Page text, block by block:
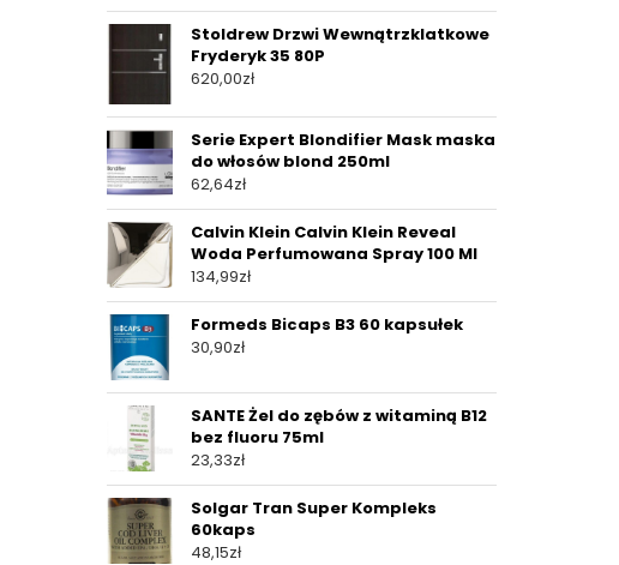
Stoldrew Drzwi Wewnątrzklatkowe
Fryderyk 35 80P
620,00zł
Serie Expert Blondifier Mask maska
do włosów blond 250ml
62,64zł
Calvin Klein Calvin Klein Reveal
Woda Perfumowana Spray 100 Ml
134,99zł
Formeds Bicaps B3 60 kapsułek
30,90zł
SANTE Żel do zębów z witaminą B12
bez fluoru 75ml
23,33zł
Solgar Tran Super Kompleks
60kaps
48,15zł